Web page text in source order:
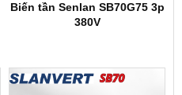
Biến tần Senlan SB70G75 3p
380V